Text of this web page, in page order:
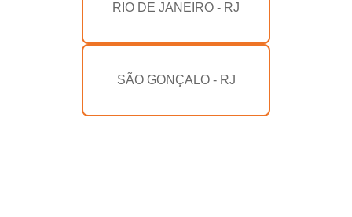
RIO DE JANEIRO - RJ
SÃO GONÇALO - RJ